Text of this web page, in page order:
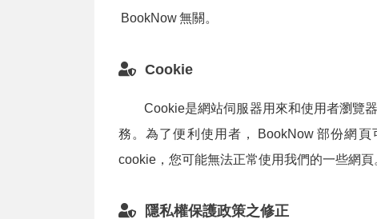
BookNow無關。
Cookie
Cookie是網站伺服器用來和使用者瀏覽
務。為了便利使用者，
BookNow 部份網頁
cookie，您可能無法正常使用我們的一些網頁
隱私權保護政策之修正